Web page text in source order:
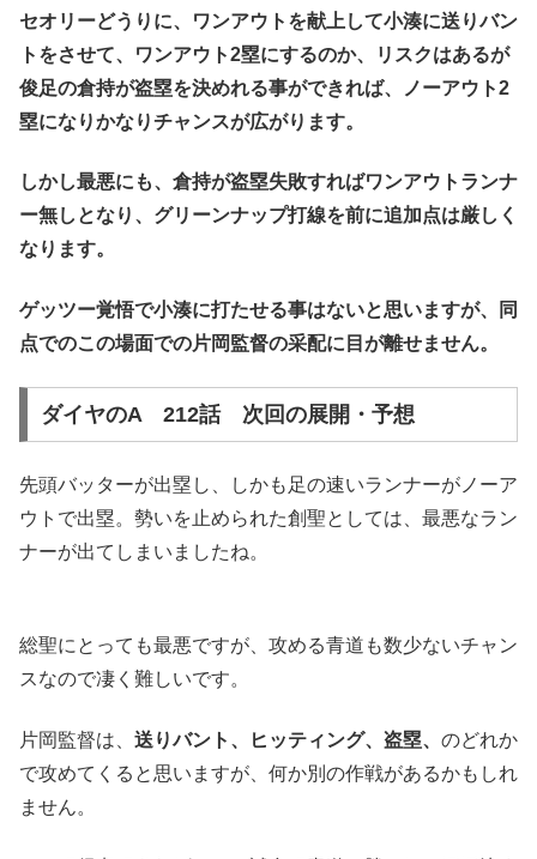
セオリーどうりに、ワンアウトを献上して小湊に送りバン
トをさせて、ワンアウト2塁にするのか、リスクはあるが
俊足の倉持が盗塁を決めれる事ができれば、ノーアウト2
塁になりかなりチャンスが広がります。
しかし最悪にも、倉持が盗塁失敗すればワンアウトランナ
ー無しとなり、グリーンナップ打線を前に追加点は厳しく
なります。
ゲッツー覚悟で小湊に打たせる事はないと思いますが、同
点でのこの場面での片岡監督の采配に目が離せません。
ダイヤのA 212話 次回の展開・予想
先頭バッターが出塁し、しかも足の速いランナーがノーア
ウトで出塁。勢いを止められた創聖としては、最悪なラン
ナーが出てしまいましたね。
総聖にとっても最悪ですが、攻める青道も数少ないチャン
スなので凄く難しいです。
片岡監督は、 送りバント、ヒッティング、盗塁、 のどれか
で攻めてくると思いますが、何か別の作戦があるかもしれ
ません。